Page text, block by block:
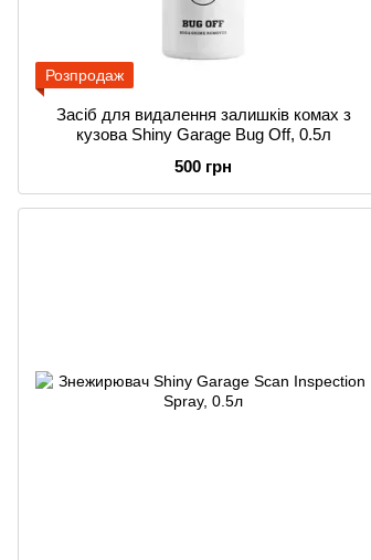
Розпродаж
Засіб для видалення залишків комах з
кузова Shiny Garage Bug Off, 0.5л
500 грн